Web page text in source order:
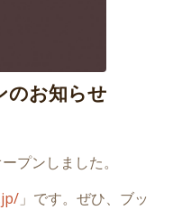
のお知らせ
プンしました。
」です。ぜひ、ブッ